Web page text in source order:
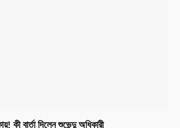
কী বার্তা দিলেন শুভেন্দু অধিকারী